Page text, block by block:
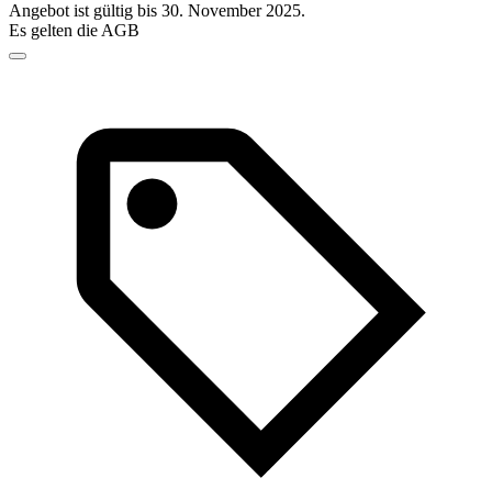
Angebot ist gültig bis 30. November 2025.
Es gelten die AGB